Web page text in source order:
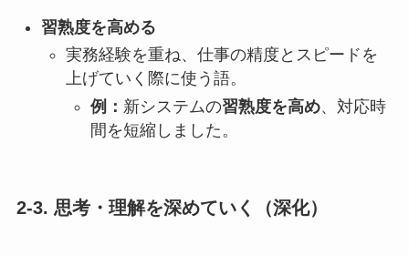
習熟度を高める
実務経験を重ね、仕事の精度とスピードを
上げていく際に使う語。
例： 新システムの習熟度を高め、対応時
間を短縮しました。
2-3. 思考・理解を深めていく（深化）